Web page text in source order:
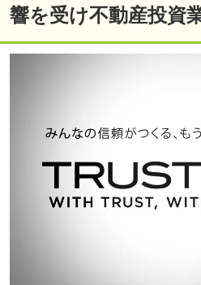
響を受け不動産投資